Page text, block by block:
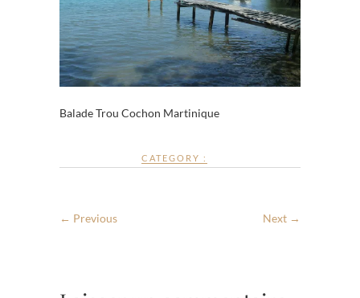
Balade Trou Cochon Martinique
CATEGORY :
← Previous Next →